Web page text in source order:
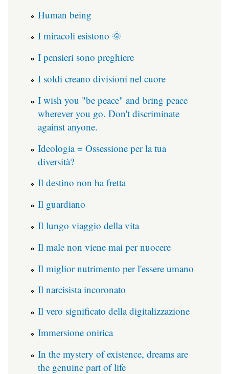
Human being
I miracoli esistono 🌞
I pensieri sono preghiere
I soldi creano divisioni nel cuore
I wish you "be peace" and bring peace
wherever you go. Don't discriminate
against anyone.
Ideologia = Ossessione per la tua
diversità?
Il destino non ha fretta
Il guardiano
Il lungo viaggio della vita
Il male non viene mai per nuocere
Il miglior nutrimento per l'essere umano
Il narcisista incoronato
Il vero significato della digitalizzazione
Immersione onirica
In the mystery of existence, dreams are
the genuine part of life